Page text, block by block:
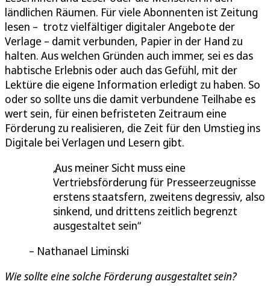
ländlichen Räumen. Für viele Abonnenten ist Zeitung
lesen – trotz vielfältiger digitaler Angebote der
Verlage – damit verbunden, Papier in der Hand zu
halten. Aus welchen Gründen auch immer, sei es das
habtische Erlebnis oder auch das Gefühl, mit der
Lektüre die eigene Information erledigt zu haben. So
oder so sollte uns die damit verbundene Teilhabe es
wert sein, für einen befristeten Zeitraum eine
Förderung zu realisieren, die Zeit für den Umstieg ins
Digitale bei Verlagen und Lesern gibt.
Aus meiner Sicht muss eine
Vertriebsförderung für Presseerzeugnisse
erstens staatsfern, zweitens degressiv, also
sinkend, und drittens zeitlich begrenzt
ausgestaltet sein
Nathanael Liminski
Wie sollte eine solche Förderung ausgestaltet sein?